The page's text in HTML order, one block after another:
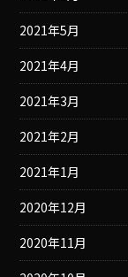
2021年5月
2021年4月
2021年3月
2021年2月
2021年1月
2020年12月
2020年11月